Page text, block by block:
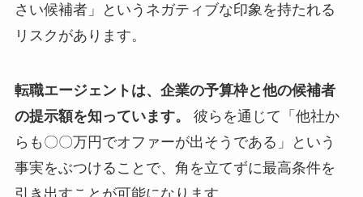
さい候補者」というネガティブな印象を持たれる
リスクがあります。
転職エージェントは、企業の予算枠と他の候補者
の提示額を知っています。
彼らを通じて「他社か
らも〇〇万円でオファーが出そうである」という
事実をぶつけることで、角を立てずに最高条件を
引き出すことが可能になります。